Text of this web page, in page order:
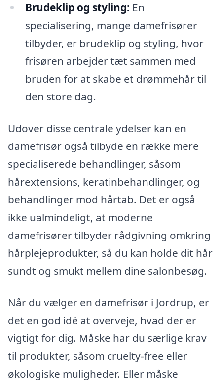
Brudeklip og styling: En
specialisering, mange damefrisører
tilbyder, er brudeklip og styling, hvor
frisøren arbejder tæt sammen med
bruden for at skabe et drømmehår til
den store dag.
Udover disse centrale ydelser kan en
damefrisør også tilbyde en række mere
specialiserede behandlinger, såsom
hårextensions, keratinbehandlinger, og
behandlinger mod hårtab. Det er også
ikke ualmindeligt, at moderne
damefrisører tilbyder rådgivning omkring
hårplejeprodukter, så du kan holde dit hår
sundt og smukt mellem dine salonbesøg.
Når du vælger en damefrisør i Jordrup, er
det en god idé at overveje, hvad der er
vigtigt for dig. Måske har du særlige krav
til produkter, såsom cruelty-free eller
økologiske muligheder. Eller måske